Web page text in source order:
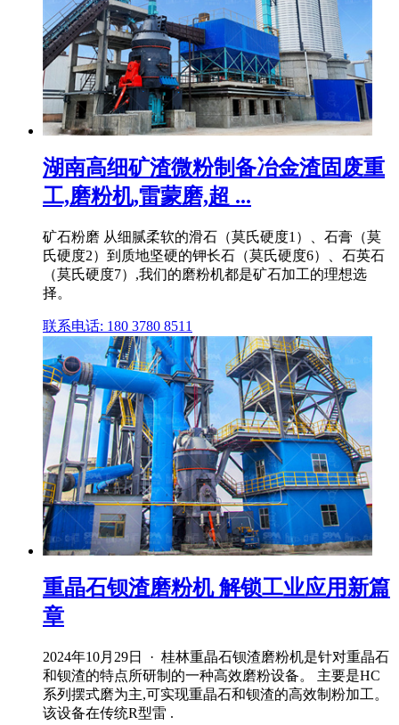
湖南高细矿渣微粉制备冶金渣固废重
工,磨粉机,雷蒙磨,超 ...
矿石粉磨 从细腻柔软的滑石（莫氏硬度1）、石膏（莫
氏硬度2）到质地坚硬的钾长石（莫氏硬度6）、石英石
（莫氏硬度7）,我们的磨粉机都是矿石加工的理想选
择。
联系电话: 180 3780 8511
重晶石钡渣磨粉机 解锁工业应用新篇
章
2024年10月29日 · 桂林重晶石钡渣磨粉机是针对重晶石
和钡渣的特点所研制的一种高效磨粉设备。 主要是HC
系列摆式磨为主,可实现重晶石和钡渣的高效制粉加工。
该设备在传统R型雷 .